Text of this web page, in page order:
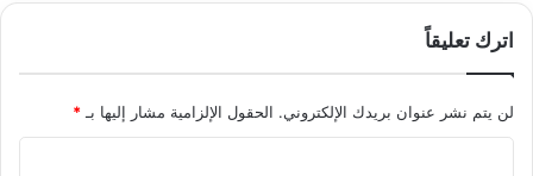
اترك تعليقاً
لن يتم نشر عنوان بريدك الإلكتروني. الحقول الإلزامية مشار إليها بـ*